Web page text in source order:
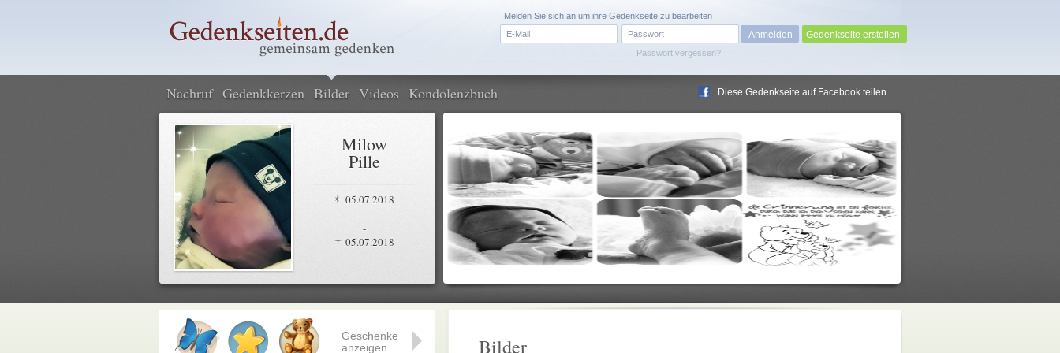
Passwort vergessen?
Melden Sie sich an um ihre Gedenkseite zu bearbeiten
Gedenkseite erstellen
Nachruf Gedenkkerzen Bilder Videos Kondolenzbuch Diese Gedenkseite auf Facebook teilen
Milow
Pille
05.07.2018
-
05.07.2018
Bilder
Geschenke
anzeigen